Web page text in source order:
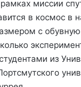
миссии
в космос в
с
из